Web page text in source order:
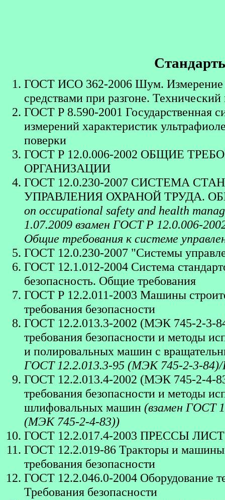
ГОСТ ИСО 362-2006 Шум. Измерение
средствами при разгоне. Технический
ГОСТ Р 8.590-2001 Государственная
измерений характеристик
поверки
ГОСТ Р 12.0.006-2002 ОБЩИЕ
ОРГАНИЗАЦИИ
ГОСТ 12.0.230-2007 СИСТЕМА
УПРАВЛЕНИЯ ОХРАНОЙ ТРУДА.
on occupational safety and health
1.07.2009 взамен ГОСТ Р 12.0.006-
Общие требования к системе
ГОСТ 12.0.230-2007 "Системы
ГОСТ 12.1.012-2004 Система
безопасность. Общие требования
ГОСТ Р 12.2.011-2003 Машины
требования безопасности
ГОСТ 12.2.013.3-2002 (МЭК 745-2-3-
требования безопасности и методы
и полировальных машин с
ГОСТ 12.2.013.3-95 (МЭК 745-2-3-
ГОСТ 12.2.013.4-2002 (МЭК 745-2-4-
требования безопасности и методы
шлифовальных машин (взамен ГОСТ
(МЭК 745-2-4-83))
ГОСТ 12.2.017.4-2003 ПРЕССЫ
ГОСТ 12.2.019-86 Тракторы и машины
требования безопасности
ГОСТ 12.2.046.0-2004 Оборудование
Требования безопасности